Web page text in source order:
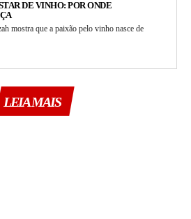
DE VINHO: POR ONDE
mostra que a paixão pelo vinho nasce de
LEIA MAIS